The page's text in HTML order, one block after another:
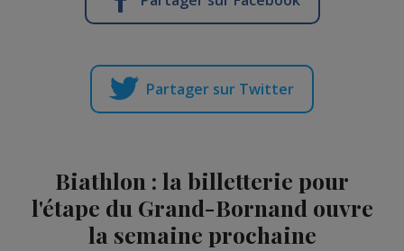
Partager sur Twitter
Biathlon : la billetterie pour
l'étape du Grand-Bornand ouvre
la semaine prochaine